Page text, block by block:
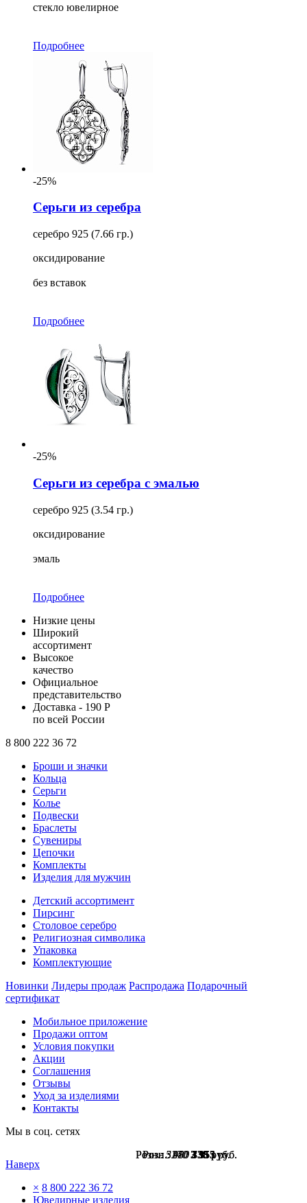
Розн.:980 735руб.
стекло ювелирное
Розн.:450 338руб.
Подробнее
-25%
Серьги из серебра
серебро 925 (7.66 гр.)
оксидирование
без вставок
Розн.:5270 3 953руб.
Подробнее
-25%
Серьги из серебра с эмалью
серебро 925 (3.54 гр.)
оксидирование
эмаль
Розн.:3140 2 355руб.
Подробнее
Низкие цены
Широкий
ассортимент
Высокое
качество
Официальное
представительство
Доставка - 190 Р
по всей России
8 800 222 36 72
Броши и значки
Кольца
Серьги
Колье
Подвески
Браслеты
Сувениры
Цепочки
Комплекты
Изделия для мужчин
Детский ассортимент
Пирсинг
Столовое серебро
Религиозная символика
Упаковка
Комплектующие
Новинки Лидеры продаж Распродажа Подарочный
сертификат
Мобильное приложение
Продажи оптом
Условия покупки
Акции
Соглашения
Отзывы
Уход за изделиями
Контакты
Мы в соц. сетях
Наверх
× 8 800 222 36 72
Ювелирные изделия